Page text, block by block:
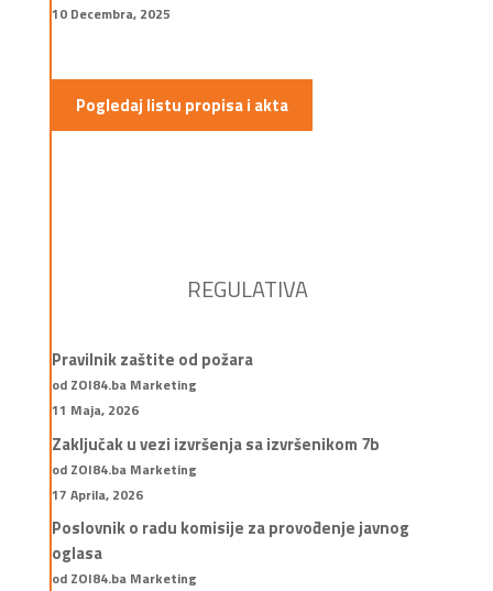
10 Decembra, 2025
Pogledaj listu propisa i akta
REGULATIVA
Pravilnik zaštite od požara
od ZOI84.ba Marketing
11 Maja, 2026
Zaključak u vezi izvršenja sa izvršenikom 7b
od ZOI84.ba Marketing
17 Aprila, 2026
Poslovnik o radu komisije za provođenje javnog
oglasa
od ZOI84.ba Marketing